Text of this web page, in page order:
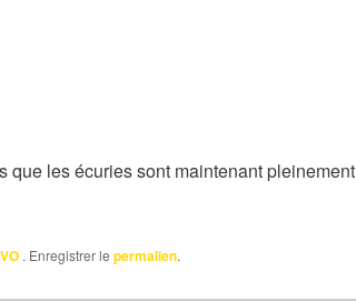
que les écuries sont maintenant pleinement
. Enregistrer le permalien.